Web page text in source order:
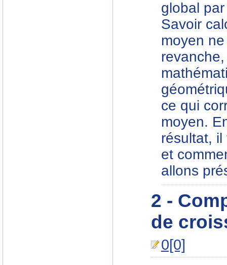
global
Savoir
moyen
ce qui
moyen.
résultat,
et
allons
2 -
de
0[0]